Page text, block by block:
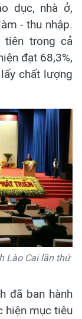
dục, nhà ở,
- thu nhập.
tiên trong cả
đạt 68,3%,
chất lượng
Lào Cai lần thứ
đã ban hành
hiện mục tiêu